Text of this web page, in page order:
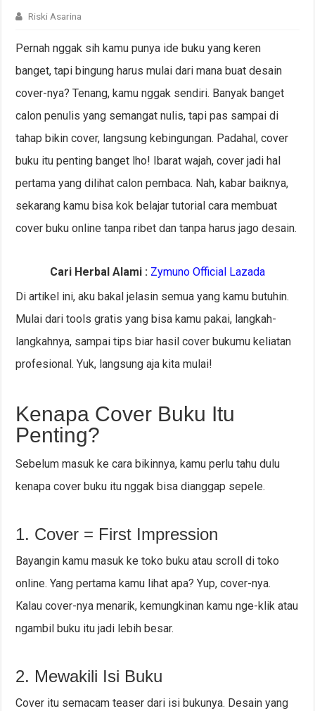
Riski Asarina
Pernah nggak sih kamu punya ide buku yang keren
banget, tapi bingung harus mulai dari mana buat desain
cover-nya? Tenang, kamu nggak sendiri. Banyak banget
calon penulis yang semangat nulis, tapi pas sampai di
tahap bikin cover, langsung kebingungan. Padahal, cover
buku itu penting banget lho! Ibarat wajah, cover jadi hal
pertama yang dilihat calon pembaca. Nah, kabar baiknya,
sekarang kamu bisa kok belajar tutorial cara membuat
cover buku online tanpa ribet dan tanpa harus jago desain.
Cari Herbal Alami : Zymuno Official Lazada
Di artikel ini, aku bakal jelasin semua yang kamu butuhin.
Mulai dari tools gratis yang bisa kamu pakai, langkah-
langkahnya, sampai tips biar hasil cover bukumu keliatan
profesional. Yuk, langsung aja kita mulai!
Kenapa Cover Buku Itu
Penting?
Sebelum masuk ke cara bikinnya, kamu perlu tahu dulu
kenapa cover buku itu nggak bisa dianggap sepele.
1. Cover = First Impression
Bayangin kamu masuk ke toko buku atau scroll di toko
online. Yang pertama kamu lihat apa? Yup, cover-nya.
Kalau cover-nya menarik, kemungkinan kamu nge-klik atau
ngambil buku itu jadi lebih besar.
2. Mewakili Isi Buku
Cover itu semacam teaser dari isi bukunya. Desain yang